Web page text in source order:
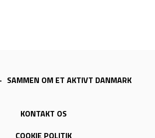
SAMMEN OM ET AKTIVT DANMARK
KONTAKT OS
COOKIE POLITIK